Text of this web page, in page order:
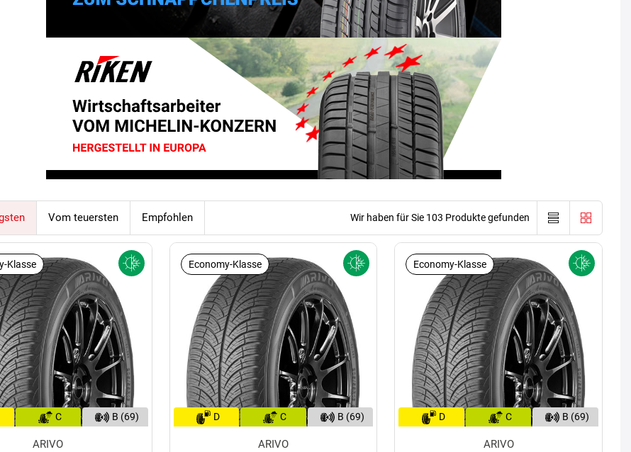
Vom teuersten Empfohlen Wir haben für Sie 103 Produkte gefunden
Klasse
C B (69)
ARIVO
Economy-Klasse
D C B (69)
ARIVO
Economy-Klasse
D C B (69)
ARIVO